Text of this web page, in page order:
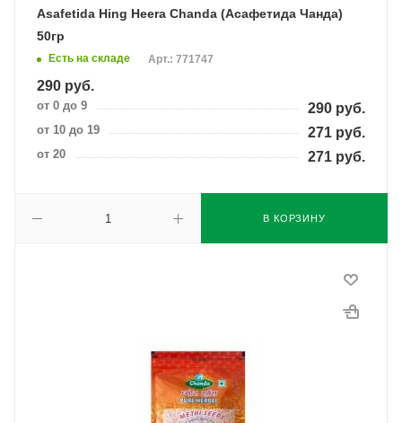
Asafetida Hing Heera Chanda (Асафетида Чанда)
50гр
Есть на складе Арт.: 771747
290 руб.
от 0 до 9 290 руб.
от 10 до 19 271 руб.
от 20 271 руб.
В КОРЗИНУ